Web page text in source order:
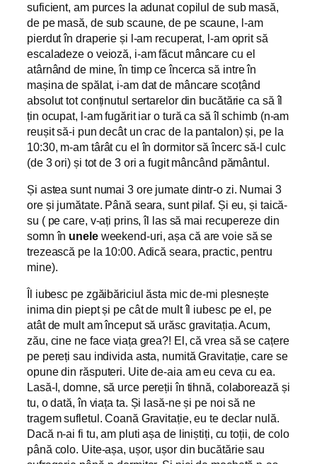
suficient, am purces la adunat copilul de sub masă,
de pe masă, de sub scaune, de pe scaune, l-am
pierdut în draperie și l-am recuperat, l-am oprit să
escaladeze o veioză, i-am făcut mâncare cu el
atârnând de mine, în timp ce încerca să intre în
mașina de spălat, i-am dat de mâncare scoțând
absolut tot conținutul sertarelor din bucătărie ca să îl
țin ocupat, l-am fugărit iar o tură ca să îl schimb (n-am
reușit să-i pun decât un crac de la pantalon) și, pe la
10:30, m-am târât cu el în dormitor să încerc să-l culc
(de 3 ori) și tot de 3 ori a fugit mâncând pământul.
Și astea sunt numai 3 ore jumate dintr-o zi. Numai 3
ore și jumătate. Până seara, sunt pilaf. Și eu, și taică-
su ( pe care, v-ați prins, îl las să mai recupereze din
somn în uneleweekend-uri, așa că are voie să se
trezească pe la 10:00. Adică seara, practic, pentru
mine).
Îl iubesc pe zgăibăriciul ăsta mic de-mi plesnește
inima din piept și pe cât de mult îl iubesc pe el, pe
atât de mult am început să urăsc gravitația. Acum,
zău, cine ne face viața grea?! El, că vrea să se cațere
pe pereți sau individa asta, numită Gravitație, care se
opune din răsputeri. Uite de-aia am eu ceva cu ea.
Lasă-l, domne, să urce pereții în tihnă, colaborează și
tu, o dată, în viața ta. Și lasă-ne și pe noi să ne
tragem sufletul. Coană Gravitație, eu te declar nulă.
Dacă n-ai fi tu, am pluti așa de liniștiți, cu toții, de colo
până colo. Uite-așa, ușor, ușor din bucătărie sau